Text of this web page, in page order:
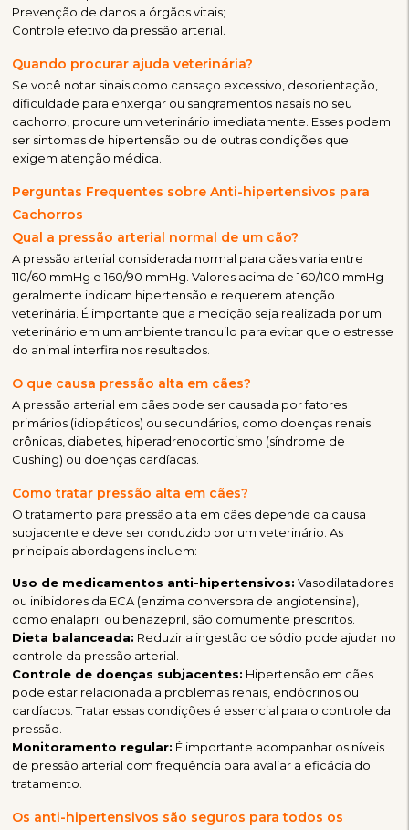
Prevenção de danos a órgãos vitais;
Controle efetivo da pressão arterial.
Quando procurar ajuda veterinária?
Se você notar sinais como cansaço excessivo, desorientação,
dificuldade para enxergar ou sangramentos nasais no seu
cachorro, procure um veterinário imediatamente. Esses podem
ser sintomas de hipertensão ou de outras condições que
exigem atenção médica.
Perguntas Frequentes sobre Anti-hipertensivos para
Cachorros
Qual a pressão arterial normal de um cão?
A pressão arterial considerada normal para cães varia entre
110/60 mmHg e 160/90 mmHg. Valores acima de 160/100 mmHg
geralmente indicam hipertensão e requerem atenção
veterinária. É importante que a medição seja realizada por um
veterinário em um ambiente tranquilo para evitar que o estresse
do animal interfira nos resultados.
O que causa pressão alta em cães?
A pressão arterial em cães pode ser causada por fatores
primários (idiopáticos) ou secundários, como doenças renais
crônicas, diabetes, hiperadrenocorticismo (síndrome de
Cushing) ou doenças cardíacas.
Como tratar pressão alta em cães?
O tratamento para pressão alta em cães depende da causa
subjacente e deve ser conduzido por um veterinário. As
principais abordagens incluem:
Uso de medicamentos anti-hipertensivos: Vasodilatadores
ou inibidores da ECA (enzima conversora de angiotensina),
como enalapril ou benazepril, são comumente prescritos.
Dieta balanceada: Reduzir a ingestão de sódio pode ajudar no
controle da pressão arterial.
Controle de doenças subjacentes: Hipertensão em cães
pode estar relacionada a problemas renais, endócrinos ou
cardíacos. Tratar essas condições é essencial para o controle da
pressão.
Monitoramento regular: É importante acompanhar os níveis
de pressão arterial com frequência para avaliar a eficácia do
tratamento.
Os anti-hipertensivos são seguros para todos os